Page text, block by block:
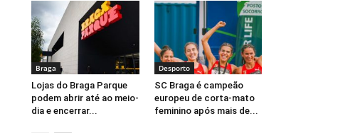
Braga
Lojas do Braga Parque
podem abrir até ao meio-
dia e encerrar...
Desporto
SC Braga é campeão
europeu de corta-mato
feminino após mais de...